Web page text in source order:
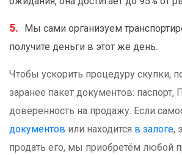
Мы сами организуем
получите деньги в этот же день.
Чтобы ускорить процедуру скупки,
заранее пакет документов: паспорт,
доверенность на продажу. Если
документов или находится в залоге,
продать его, мы приобретём любой